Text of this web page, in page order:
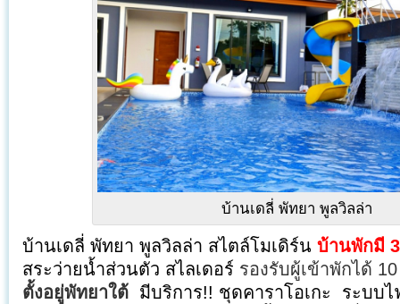
บ้านเดลี่ พัทยา พูลวิลล่า
บ้านเดลี่ พัทยา พูลวิลล่า สไตล์โมเดิร์น บ้านพักมี
สระว่ายน้ำส่วนตัว สไลเดอร์ รองรับผู้เข้าพักได้
ตั้งอยู่พัทยาใต้ มีบริการ!! ชุดคาราโอเกะ ระบบ